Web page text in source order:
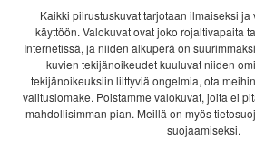
Kaikki piirustuskuvat tarjotaan ilmaiseksi
käyttöön. Valokuvat ovat joko rojaltivapaita
Internetissä, ja niiden alkuperä on
kuvien tekijänoikeudet kuuluvat niiden
tekijänoikeuksiin liittyviä ongelmia, ota
valituslomake. Poistamme valokuvat, joita ei
mahdollisimman pian. Meillä on myös
suojaamiseksi.